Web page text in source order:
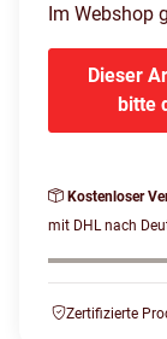
Im Webshop
Dieser
bitte
Kostenloser
mit DHL nach
Zertifizierte